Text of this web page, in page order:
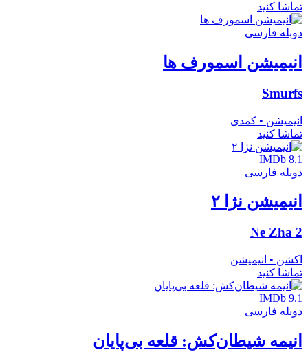
تماشا کنید
دوبله فارسی
انیمیشن اسمورف ها
Smurfs
انیمیشن • کمدی
تماشا کنید
IMDb 8.1
دوبله فارسی
انیمیشن نژا ۲
Ne Zha 2
اکشن • انیمیشن
تماشا کنید
IMDb 9.1
دوبله فارسی
انیمه شیطان‌کش: قلعه بی‌پایان